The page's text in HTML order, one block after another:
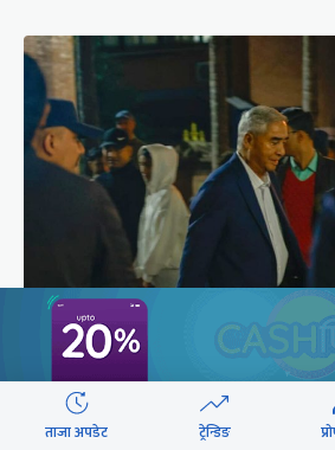
शेरबहादुर देउवा साउन २६ गते
ताजा अपडेट ट्रेन्डिङ